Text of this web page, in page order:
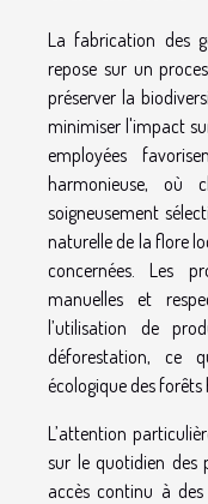
La fabrication des
repose sur un
préserver la
minimiser l'impact
employées
harmonieuse, où
soigneusement
naturelle de la flore
concernées. Les
manuelles et
l’utilisation de
déforestation, ce
écologique des forêts
L’attention
sur le quotidien des
accès continu à